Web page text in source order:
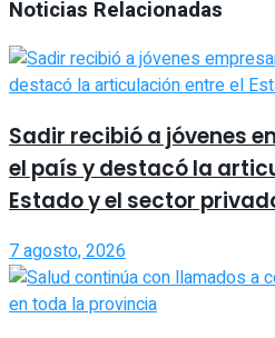
Noticias Relacionadas
Sadir recibió a jóvenes
el país y destacó la
Estado y el sector
7 agosto, 2026